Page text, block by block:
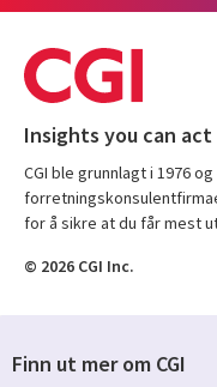
Insights you can act
CGI ble grunnlagt i 1976
for å sikre at du får mest
© 2026 CGI Inc.
Finn ut mer om CGI